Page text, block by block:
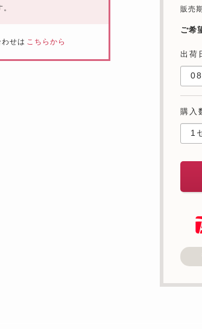
販売
ご希
出荷
購入
せは こちらから